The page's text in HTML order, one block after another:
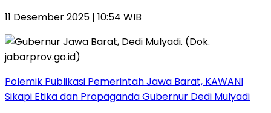
11 Desember 2025 | 10:54 WIB
Polemik Publikasi Pemerintah Jawa Barat, KAWANI
Sikapi Etika dan Propaganda Gubernur Dedi Mulyadi